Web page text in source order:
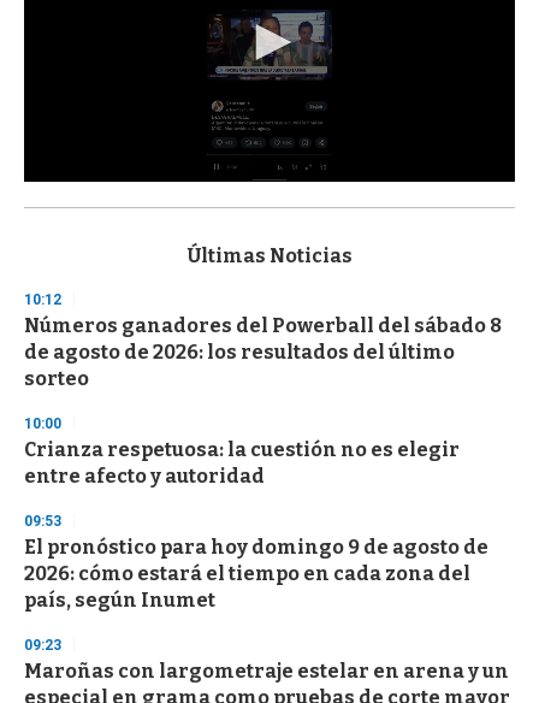
s
d
s
o
f
3
s
e
c
o
d
s
Últimas Noticias
10:12
Números ganadores del Powerball del sábado 8
de agosto de 2026: los resultados del último
sorteo
10:00
Crianza respetuosa: la cuestión no es elegir
entre afecto y autoridad
09:53
El pronóstico para hoy domingo 9 de agosto de
2026: cómo estará el tiempo en cada zona del
país, según Inumet
09:23
Maroñas con largometraje estelar en arena y un
especial en grama como pruebas de corte mayor